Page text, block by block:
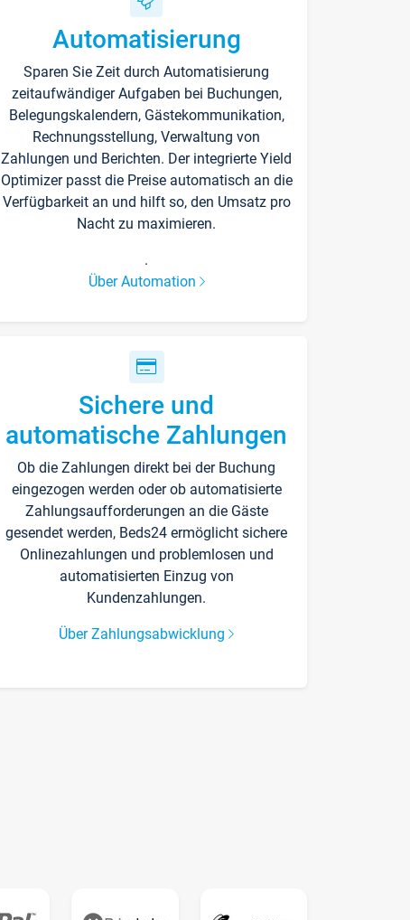
Automatisierung
Sparen Sie Zeit durch Automatisierung
zeitaufwändiger Aufgaben bei Buchungen,
Belegungskalendern, Gästekommunikation,
Rechnungsstellung, Verwaltung von
Zahlungen und Berichten. Der integrierte Yield
Optimizer passt die Preise automatisch an die
Verfügbarkeit an und hilft so, den Umsatz pro
Nacht zu maximieren.
.
Über Automation
Sichere und
automatische Zahlungen
Ob die Zahlungen direkt bei der Buchung
eingezogen werden oder ob automatisierte
Zahlungsaufforderungen an die Gäste
gesendet werden, Beds24 ermöglicht sichere
Onlinezahlungen und problemlosen und
automatisierten Einzug von
Kundenzahlungen.
Über Zahlungsabwicklung